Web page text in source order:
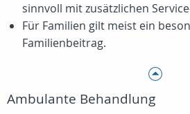
sinnvoll mit zusätzlichen
Für Familien gilt meist ein
Familienbeitrag.
Ambulante Behandlung